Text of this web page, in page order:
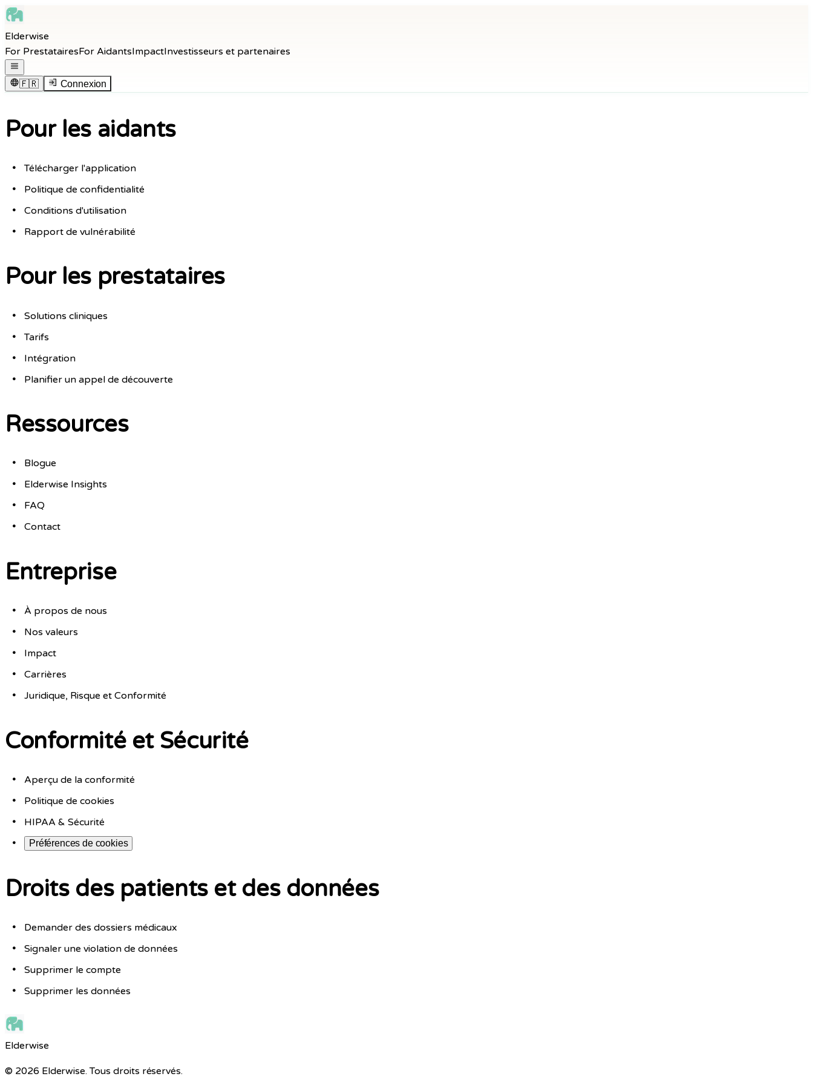
Skip to navigation
Skip to footer
Elderwise
For PrestatairesFor AidantsImpactInvestisseurs et partenaires
🇫🇷
Connexion
Pour les aidants
Télécharger l'application
Politique de confidentialité
Conditions d'utilisation
Rapport de vulnérabilité
Pour les prestataires
Solutions cliniques
Tarifs
Intégration
Planifier un appel de découverte
Ressources
Blogue
Elderwise Insights
FAQ
Contact
Entreprise
À propos de nous
Nos valeurs
Impact
Carrières
Juridique, Risque et Conformité
Conformité et Sécurité
Aperçu de la conformité
Politique de cookies
HIPAA & Sécurité
Préférences de cookies
Droits des patients et des données
Demander des dossiers médicaux
Signaler une violation de données
Supprimer le compte
Supprimer les données
Elderwise
© 2026 Elderwise. Tous droits réservés.